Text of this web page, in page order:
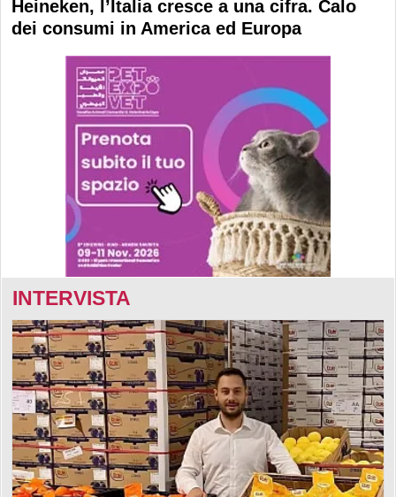
Heineken, l’Italia cresce a una cifra. Calo
dei consumi in America ed Europa
INTERVISTA